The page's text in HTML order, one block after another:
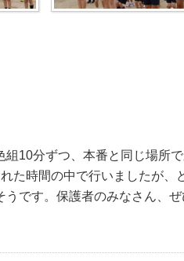
10分ずつ、本番と同じ場所
た時間の中で行いましたが、
です。保護者のみなさん、